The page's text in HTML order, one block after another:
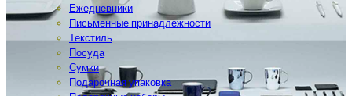
Ежедневники
Письменные принадлежности
Текстиль
Посуда
Сумки
Подарочная упаковка